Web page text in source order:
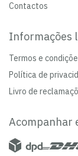
Contactos
Informações
Termos e
Política de
Livro de
Acompanhar